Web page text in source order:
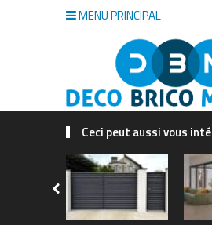
MENU PRINCIPAL
Ceci peut aussi vous